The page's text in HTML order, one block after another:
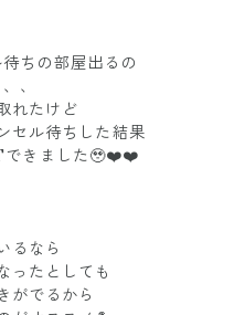
ちの部屋出るの
、
れたけど
セル待ちした結果
できました🥹❤️❤️
るなら
ったとしても
がでるから